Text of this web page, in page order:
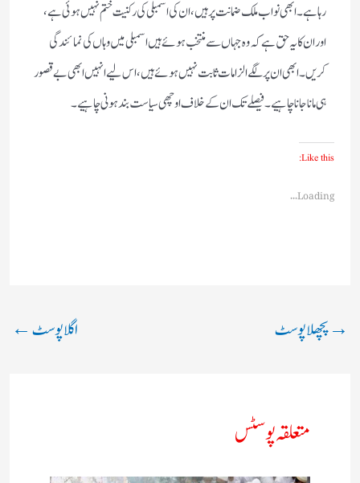
رہا ہے ۔ ابھی نواب ملک ضمانت پر ہیں ، ان کی اسمبلی کی رکنیت ختم نہیں ہوئی ہے ،
اور ان کا یہ حق ہے کہ وہ جہاں سے منتخب ہوئے ہیں اسمبلی میں وہاں کی نمائندگی
کریں ۔ ابھی ان پر لگے الزامات ثابت نہیں ہوئے ہیں ، اس لیے انہیں ابھی بے قصور
ہی مانا جانا چاہیے ۔ فیصلے تک ان کے خلاف اوچھی سیاست بند ہونی چاہیے ۔
Like this:
Loading...
→پچھلا پوسٹ اگلا پوسٹ←
متعلقہ پوسٹس